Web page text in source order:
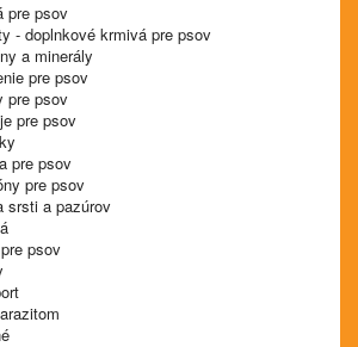
pre psov
- doplnkové krmivá pre psov
a minerály
pre psov
pre psov
pre psov
pre psov
pre psov
srsti a pazúrov
psov